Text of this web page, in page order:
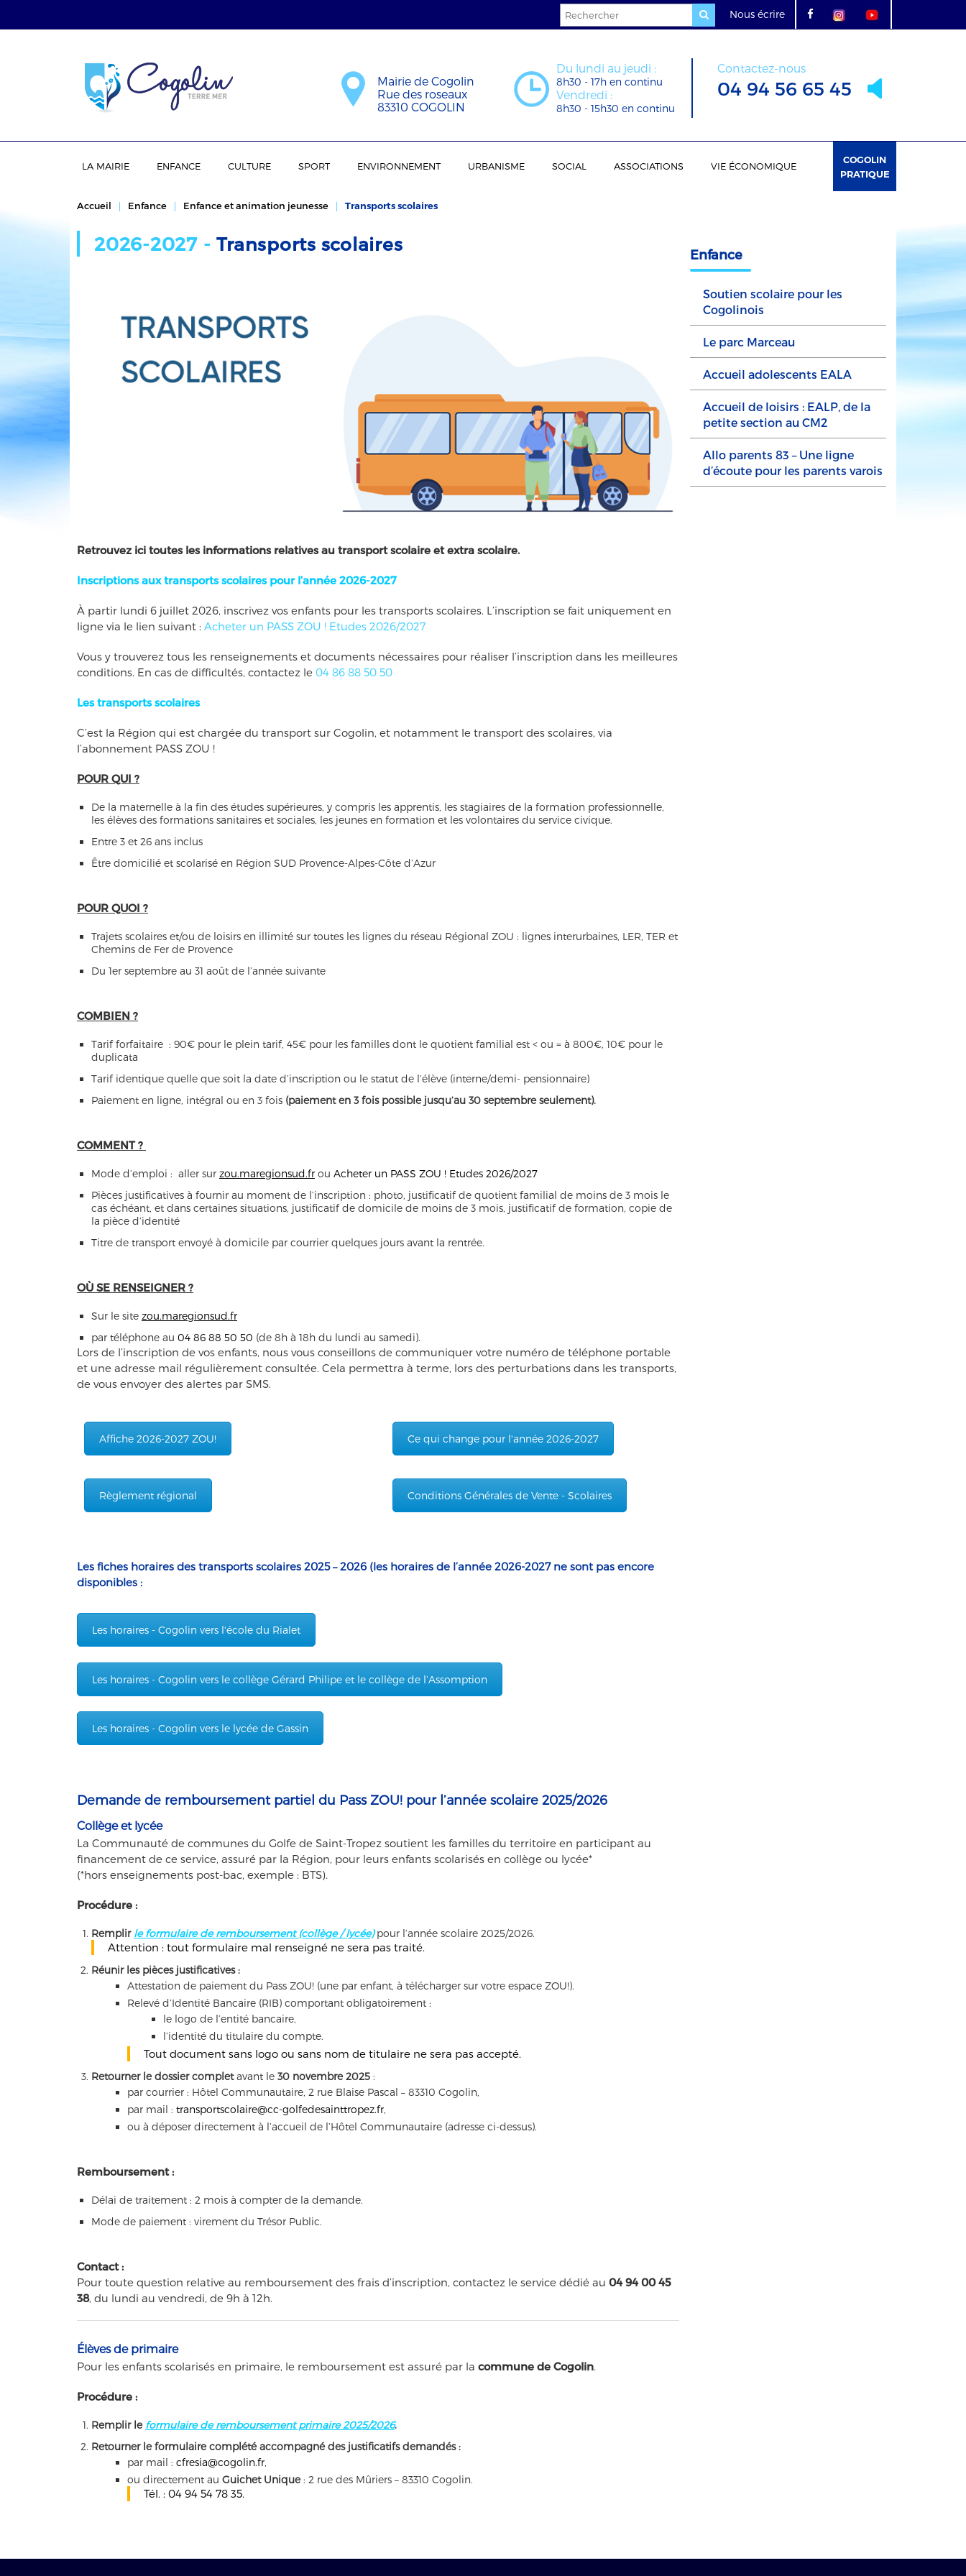
Nous écrire
Mairie de Cogolin
Rue des roseaux
83310 COGOLIN
Du lundi au jeudi :
8h30 - 17h en continu
Vendredi :
8h30 - 15h30 en continu
Contactez-nous
04 94 56 65 45
LA MAIRIE ENFANCE CULTURE SPORT ENVIRONNEMENT URBANISME SOCIAL ASSOCIATIONS VIE ÉCONOMIQUE
COGOLIN
PRATIQUE
Accueil Enfance Enfance et animation jeunesse Transports scolaires
2026-2027 -Transports scolaires
Retrouvez ici toutes les informations relatives au transport scolaire et extra scolaire.
Inscriptions aux transports scolaires pour l’année 2026-2027
À partir lundi 6 juillet 2026, inscrivez vos enfants pour les transports scolaires. L’inscription se fait uniquement en
ligne via le lien suivant : Acheter un PASS ZOU ! Etudes 2026/2027
Vous y trouverez tous les renseignements et documents nécessaires pour réaliser l’inscription dans les meilleures
conditions. En cas de difficultés, contactez le 04 86 88 50 50
Les transports scolaires
C’est la Région qui est chargée du transport sur Cogolin, et notamment le transport des scolaires, via
l’abonnement PASS ZOU !
POUR QUI ?
De la maternelle à la fin des études supérieures, y compris les apprentis, les stagiaires de la formation professionnelle,
les élèves des formations sanitaires et sociales, les jeunes en formation et les volontaires du service civique.
Entre 3 et 26 ans inclus
Être domicilié et scolarisé en Région SUD Provence-Alpes-Côte d’Azur
POUR QUOI ?
Trajets scolaires et/ou de loisirs en illimité sur toutes les lignes du réseau Régional ZOU : lignes interurbaines, LER, TER et
Chemins de Fer de Provence
Du 1er septembre au 31 août de l’année suivante
COMBIEN ?
Tarif forfaitaire : 90€ pour le plein tarif, 45€ pour les familles dont le quotient familial est < ou = à 800€, 10€ pour le
duplicata
Tarif identique quelle que soit la date d’inscription ou le statut de l’élève (interne/demi- pensionnaire)
Paiement en ligne, intégral ou en 3 fois (paiement en 3 fois possible jusqu’au 30 septembre seulement).
COMMENT ?
Mode d’emploi : aller sur zou.maregionsud.fr ou Acheter un PASS ZOU ! Etudes 2026/2027
Pièces justificatives à fournir au moment de l’inscription : photo, justificatif de quotient familial de moins de 3 mois le
cas échéant, et dans certaines situations, justificatif de domicile de moins de 3 mois, justificatif de formation, copie de
la pièce d’identité
Titre de transport envoyé à domicile par courrier quelques jours avant la rentrée.
OÙ SE RENSEIGNER ?
Sur le site zou.maregionsud.fr
par téléphone au 04 86 88 50 50 (de 8h à 18h du lundi au samedi).
Lors de l’inscription de vos enfants, nous vous conseillons de communiquer votre numéro de téléphone portable
et une adresse mail régulièrement consultée. Cela permettra à terme, lors des perturbations dans les transports,
de vous envoyer des alertes par SMS.
Affiche 2026-2027 ZOU! Ce qui change pour l'année 2026-2027
Règlement régional Conditions Générales de Vente - Scolaires
Les fiches horaires des transports scolaires 2025 – 2026 (les horaires de l’année 2026-2027 ne sont pas encore
disponibles :
Les horaires - Cogolin vers l'école du Rialet
Les horaires - Cogolin vers le collège Gérard Philipe et le collège de l’Assomption
Les horaires - Cogolin vers le lycée de Gassin
Demande de remboursement partiel du Pass ZOU! pour l’année scolaire 2025/2026
Collège et lycée
La Communauté de communes du Golfe de Saint-Tropez soutient les familles du territoire en participant au
financement de ce service, assuré par la Région, pour leurs enfants scolarisés en collège ou lycée*
(*hors enseignements post-bac, exemple : BTS).
Procédure :
Remplir le formulaire de remboursement (collège / lycée)pour l’année scolaire 2025/2026.
Attention : tout formulaire mal renseigné ne sera pas traité.
Réunir les pièces justificatives :
Attestation de paiement du Pass ZOU! (une par enfant, à télécharger sur votre espace ZOU!).
Relevé d’Identité Bancaire (RIB) comportant obligatoirement :
le logo de l’entité bancaire,
l’identité du titulaire du compte.
Tout document sans logo ou sans nom de titulaire ne sera pas accepté.
Retourner le dossier completavant le 30 novembre 2025 :
par courrier : Hôtel Communautaire, 2 rue Blaise Pascal – 83310 Cogolin,
par mail : transportscolaire@cc-golfedesainttropez.fr,
ou à déposer directement à l’accueil de l’Hôtel Communautaire (adresse ci-dessus).
Remboursement :
Délai de traitement : 2 mois à compter de la demande.
Mode de paiement : virement du Trésor Public.
Contact :
Pour toute question relative au remboursement des frais d’inscription, contactez le service dédié au 04 94 00 45
38, du lundi au vendredi, de 9h à 12h.
Élèves de primaire
Pour les enfants scolarisés en primaire, le remboursement est assuré par la commune de Cogolin.
Procédure :
Remplir le formulaire de remboursement primaire 2025/2026.
Retourner le formulaire complété accompagné des justificatifs demandés :
par mail : cfresia@cogolin.fr,
ou directement au Guichet Unique: 2 rue des Mûriers – 83310 Cogolin.
Tél. : 04 94 54 78 35.
Enfance
Soutien scolaire pour les
Cogolinois
Le parc Marceau
Accueil adolescents EALA
Accueil de loisirs : EALP, de la
petite section au CM2
Allo parents 83 – Une ligne
d’écoute pour les parents varois